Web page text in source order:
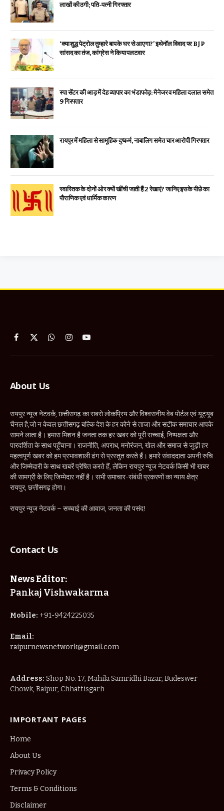
लाखों की ठगी; पति-पत्नी गिरफ्तार
‘क्या शुद्ध पेट्रोल तुम्हारे बाप के घर से आएगा?’ इथेनॉल विवाद पर BJP
सांसद का तंज, कांग्रेस ने किया पलटवार
स्पा सेंटर की आड़ में देह व्यापार का भंडाफोड़: मैनेजर व महिला दलाल समेत
9 गिरफ्तार
रायपुर में महिला से सामूहिक दुष्कर्म, नाबालिग समेत चार आरोपी गिरफ्तार
स्वास्तिक के दोनों ओर क्यों खींची जाती हैं 2 रेखाएं? जानिए इसके पीछे का
पौराणिक एवं धार्मिक कारण
Facebook
X
WhatsApp
InstagramYouTube
About Us
रायपुर न्यूज नेटवर्क, छत्तीसगढ़ का सबसे लोकप्रिय और विश्वसनीय वेब पोर्टल एवं यूट्यूब
चैनल है,जो न केवल छत्तीसगढ़ बल्कि देश के हर कोने से ताजा और सटीक समाचार आपके
सामने लाता है। हमारा मिशन है जनता तक हर खबर को पूरी सच्चाई, निष्पक्षता और
पारदर्शिता के साथ पहुँचाना। राजनीति, अपराध, मनोरंजन, खेल और समाज से जुड़ी हर
महत्वपूर्ण खबर को हम प्रभावशाली ढंग से प्रस्तुत करते हैं। हमारे संवाददाता अपनी रुचि
और जिम्मेदारी के साथ खबरें प्रेषित करते हैं, लेकिन रायपुर न्यूज नेटवर्क किसी भी खबर
की सामग्री के लिए जिम्मेदार नहीं है। सभी समाचार-संबंधी प्रकरणों का न्याय क्षेत्र
रायपुर, छत्तीसगढ़ होगा।
रायपुर न्यूज नेटवर्क – सच्चाई की आवाज, जनता की पसंद!
Contact Us
News Editor:
Pankaj Vishwakarma
Mobile: +91-9424225035
Email:
raipurnewsnetwork@gmail.com
Address: Shop No. 17, Mahila Samridhi Bazar, Budeswer
Chowk, Raipur, Chhattisgarh
IMPORTANT PAGES
Home
About Us
Privacy Policy
Terms & Conditions
Disclaimer